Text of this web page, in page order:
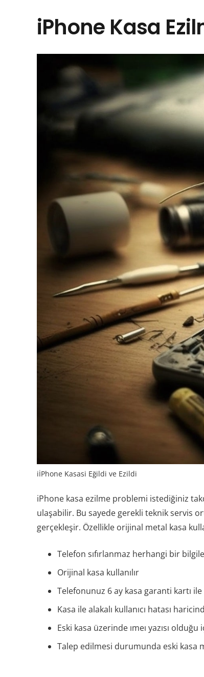
iPhone Kasa
iİPhone Kasasi Eğildi ve Ezildi
iPhone kasa ezilme problemi istediğiniz
ulaşabilir. Bu sayede gerekli teknik servis
gerçekleşir. Özellikle orijinal metal kasa
Telefon sıfırlanmaz herhangi bir
Orijinal kasa kullanılır
Telefonunuz 6 ay kasa garanti kartı
Kasa ile alakalı kullanıcı hatası
Eski kasa üzerinde ımeı yazısı
Talep edilmesi durumunda eski kasa